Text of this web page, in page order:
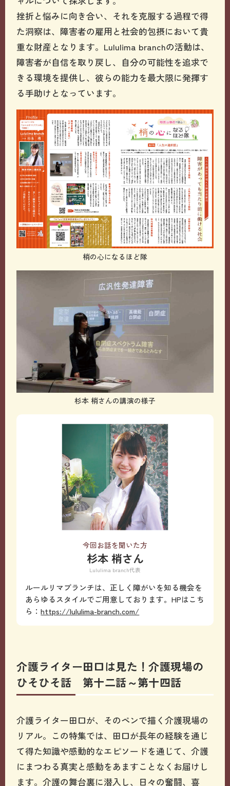
挫折と悩みに向き合い、それを克服する過程で得
た洞察は、障害者の雇用と社会的包摂において貴
重な財産となります。Lululima branchの活動は、
障害者が自信を取り戻し、自分の可能性を追求で
きる環境を提供し、彼らの能力を最大限に発揮す
る手助けとなっています。
梢の心になるほど隊
杉本 梢さんの講演の様子
今回お話を聞いた方
杉本 梢さん
Lululima branch代表
ルールリマブランチは、正しく障がいを知る機会を
あらゆるスタイルでご用意しております。HPはこち
ら：https://lululima-branch.com/
介護ライター田口は見た！介護現場の
ひそひそ話 第十二話～第十四話
介護ライター田口が、そのペンで描く介護現場の
リアル。この特集では、田口が長年の経験を通じ
て得た知識や感動的なエピソードを通じて、介護
にまつわる真実と感動をあますことなくお届けし
ます。介護の舞台裏に潜入し、日々の奮闘、喜